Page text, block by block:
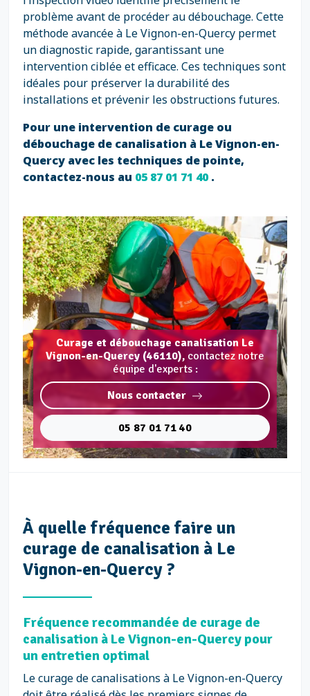
problème avant de procéder au débouchage. Cette
méthode avancée à Le Vignon-en-Quercy permet
un diagnostic rapide, garantissant une
intervention ciblée et efficace. Ces techniques sont
idéales pour préserver la durabilité des
installations et prévenir les obstructions futures.
Pour une intervention de curage ou
débouchage de canalisation à Le Vignon-en-
Quercy avec les techniques de pointe,
contactez-nous au 05 87 01 71 40.
Curage et débouchage canalisation Le
Vignon-en-Quercy (46110), contactez notre
équipe d'experts :
Nous contacter
05 87 01 71 40
À quelle fréquence faire un
curage de canalisation à Le
Vignon-en-Quercy ?
Fréquence recommandée de curage de
canalisation à Le Vignon-en-Quercy pour
un entretien optimal
Le curage de canalisations à Le Vignon-en-Quercy